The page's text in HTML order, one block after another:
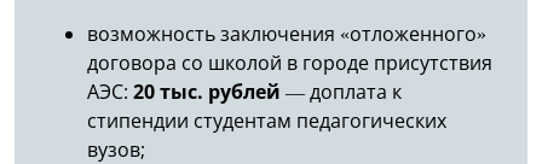
возможность заключения «отложенного»
договора со школой в городе присутствия
АЭС: 20 тыс. рублей — доплата к
стипендии студентам педагогических
вузов;